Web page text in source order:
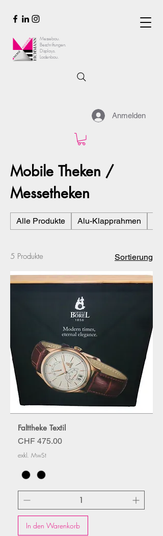
Messebau.
Beschriftungen.
Displays.
Ladenbau.
Anmelden
Mobile Theken /
Messetheken
Alle Produkte Alu-Klapprahmen
5 Produkte Sortierung
Falttheke Textil
Preis
CHF 475.00
exkl. MwSt
In den Warenkorb